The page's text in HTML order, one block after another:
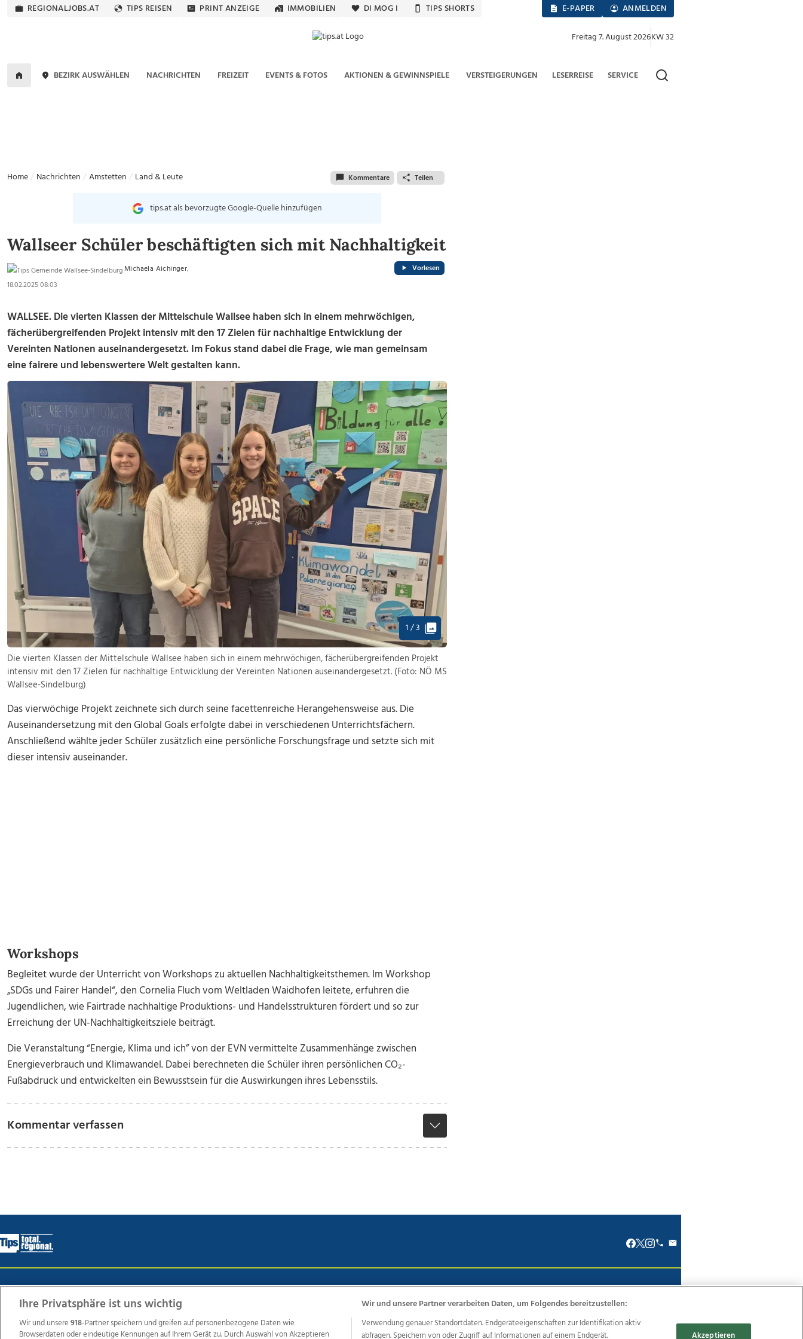
REGIONALJOBS.AT TIPS REISEN PRINT ANZEIGE IMMOBILIEN DI MOG I TIPS SHORTS E-PAPER ANMELDEN
Freitag 7. August 2026KW 32
BEZIRK AUSWÄHLEN NACHRICHTEN FREIZEIT EVENTS & FOTOS AKTIONEN & GEWINNSPIELE VERSTEIGERUNGEN LESERREISE SERVICE
Home Nachrichten Amstetten Land & Leute Kommentare Teilen
tips.at als bevorzugte Google-Quelle hinzufügen
Wallseer Schüler beschäftigten sich mit Nachhaltigkeit
Michaela Aichinger,
18.02.2025 08:03
Vorlesen
WALLSEE. Die vierten Klassen der Mittelschule Wallsee haben sich in einem mehrwöchigen,
fächerübergreifenden Projekt intensiv mit den 17 Zielen für nachhaltige Entwicklung der
Vereinten Nationen auseinandergesetzt. Im Fokus stand dabei die Frage, wie man gemeinsam
eine fairere und lebenswertere Welt gestalten kann.
1 / 3
Die vierten Klassen der Mittelschule Wallsee haben sich in einem mehrwöchigen, fächerübergreifenden Projekt
intensiv mit den 17 Zielen für nachhaltige Entwicklung der Vereinten Nationen auseinandergesetzt. (Foto: NÖ MS
Wallsee-Sindelburg)
Das vierwöchige Projekt zeichnete sich durch seine facettenreiche Herangehensweise aus. Die
Auseinandersetzung mit den Global Goals erfolgte dabei in verschiedenen Unterrichtsfächern.
Anschließend wählte jeder Schüler zusätzlich eine persönliche Forschungsfrage und setzte sich mit
dieser intensiv auseinander.
Workshops
Begleitet wurde der Unterricht von Workshops zu aktuellen Nachhaltigkeitsthemen. Im Workshop
„SDGs und Fairer Handel“, den Cornelia Fluch vom Weltladen Waidhofen leitete, erfuhren die
Jugendlichen, wie Fairtrade nachhaltige Produktions- und Handelsstrukturen fördert und so zur
Erreichung der UN-Nachhaltigkeitsziele beiträgt.
Die Veranstaltung “Energie, Klima und ich” von der EVN vermittelte Zusammenhänge zwischen
Energieverbrauch und Klimawandel. Dabei berechneten die Schüler ihren persönlichen CO₂-
Fußabdruck und entwickelten ein Bewusstsein für die Auswirkungen ihres Lebensstils.
Kommentar verfassen
Ihre Privatsphäre ist uns wichtig
Wir und unsere918-Partner speichern und greifen auf personenbezogene Daten wie
Browserdaten oder eindeutige Kennungen auf Ihrem Gerät zu. Durch Auswahl von Akzeptieren
Wir und unsere Partner verarbeiten Daten, um Folgendes bereitzustellen:
Verwendung genauer Standortdaten. Endgeräteeigenschaften zur Identifikation aktiv
abfragen. Speichern von oder Zugriff auf Informationen auf einem Endgerät.
Akzeptieren